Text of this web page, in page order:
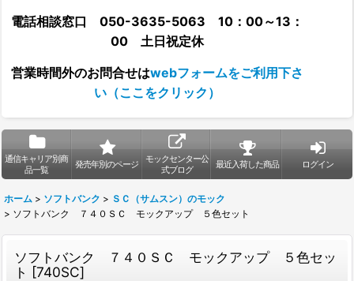
電話相談窓口 050-3635-5063 10：00～13：
00 土日祝定休
営業時間外のお問合せはwebフォームをご利用下さ
い（ここをクリック）
通信キャリア別商
品一覧
発売年別のページ
モックセンター公
式ブログ
最近入荷した商品 ログイン
ホーム > ソフトバンク > ＳＣ（サムスン）のモック
> ソフトバンク ７４０ＳＣ モックアップ ５色セット
ソフトバンク ７４０ＳＣ モックアップ ５色セッ
ト [740SC]